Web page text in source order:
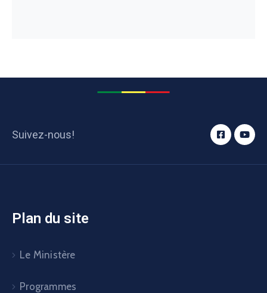
Suivez-nous!
Plan du site
Le Ministère
Programmes